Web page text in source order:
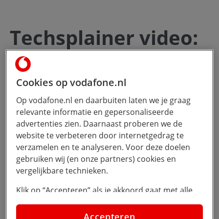
Techsplainer video:
hybride werken
lessen van
VodafoneZiggo
4 minuten- 19 juni 2024
Door Vodafone Business
#Moderne Werkplek #Ondernemen
#Video
Cookies op vodafone.nl
Op vodafone.nl en daarbuiten laten we je graag
relevante informatie en gepersonaliseerde
advertenties zien. Daarnaast proberen we de
website te verbeteren door internetgedrag te
verzamelen en te analyseren. Voor deze doelen
gebruiken wij (en onze partners) cookies en
vergelijkbare technieken.
Klik op “Accepteren” als je akkoord gaat met alle
cookies. Kies je voor “Nee, liever niet”, dan
plaatsen we alleen strikt noodzakelijke cookies om
Accepteren